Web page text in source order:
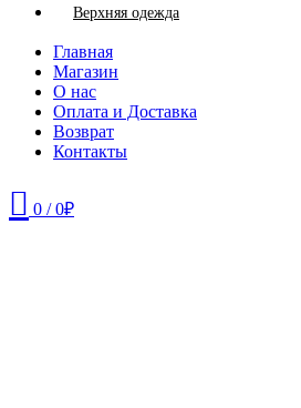
Верхняя одежда
Главная
Магазин
О нас
Оплата и Доставка
Возврат
Контакты
0 / 0₽